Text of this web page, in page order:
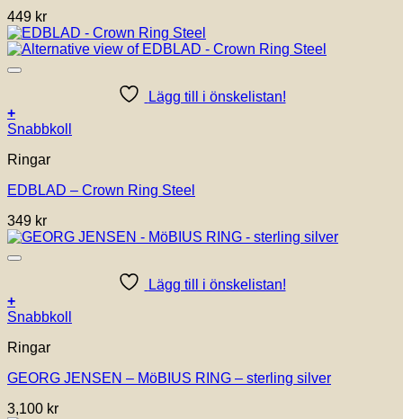
De
olika
alternativen
kan
produktsidan
449 kr
Lägg till i önskelistan!
+
Den
produkten
flera
De
olika
alternativen
på
produktsidan
Snabbkoll
Ringar
EDBLAD – Crown Ring Steel
349 kr
Lägg till i önskelistan!
+
Den
produkten
flera
De
Snabbkoll
Ringar
GEORG JENSEN – MöBIUS RING – sterling silver
3,100 kr